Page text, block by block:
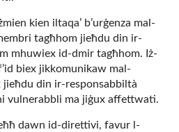
kien iltaqa’ b’urġenza mal-
tagħhom jieħdu din ir-
mhuwiex id-dmir tagħhom. Iż-
biex jikkomunikaw mal-
jieħdu din ir-responsabbiltà
vulnerabbli ma jiġux affettwati.
dawn id-direttivi, favur l-